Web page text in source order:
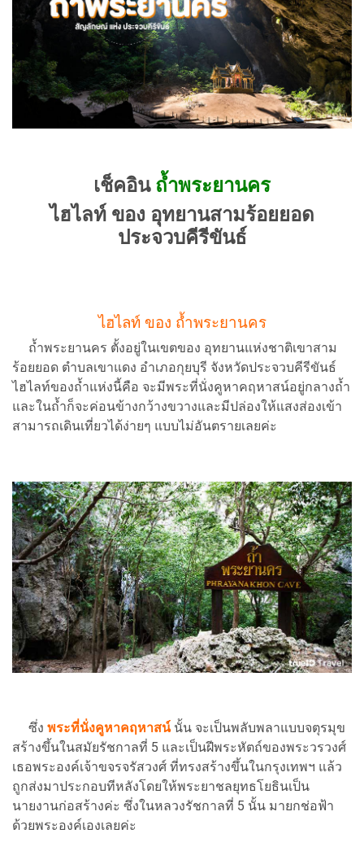
เช็คอิน ถ้ำพระยานคร
ไฮไลท์ ของ อุทยานสามร้อยยอด
ประจวบคีรีขันธ์
ไฮไลท์ ของ ถ้ำพระยานคร
ถ้ำพระยานคร ตั้งอยู่ในเขตของ อุทยานแห่งชาติเขาสาม
ร้อยยอด ตำบลเขาแดง อำเภอกุยบุรี จังหวัดประจวบคีรีขันธ์
ไฮไลท์ของถ้ำแห่งนี้คือ จะมีพระที่นั่งคูหาคฤหาสน์อยู่กลางถ้ำ
และในถ้ำก็จะค่อนข้างกว้างขวางและมีปล่องให้แสงส่องเข้า
สามารถเดินเที่ยวได้ง่ายๆ แบบไม่อันตรายเลยค่ะ
ซึ่ง พระที่นั่งคูหาคฤหาสน์นั้น จะเป็นพลับพลาแบบจตุรมุข
สร้างขึ้นในสมัยรัชกาลที่ 5 และเป็นฝีพระหัตถ์ของพระวรวงศ์
เธอพระองค์เจ้าขจรจรัสวงศ์ ที่ทรงสร้างขึ้นในกรุงเทพฯ แล้ว
ถูกส่งมาประกอบทีหลังโดยให้พระยาชลยุทธโยธินเป็น
นายงานก่อสร้างค่ะ ซึ่งในหลวงรัชกาลที่ 5 นั้น มายกช่อฟ้า
ด้วยพระองค์เองเลยค่ะ